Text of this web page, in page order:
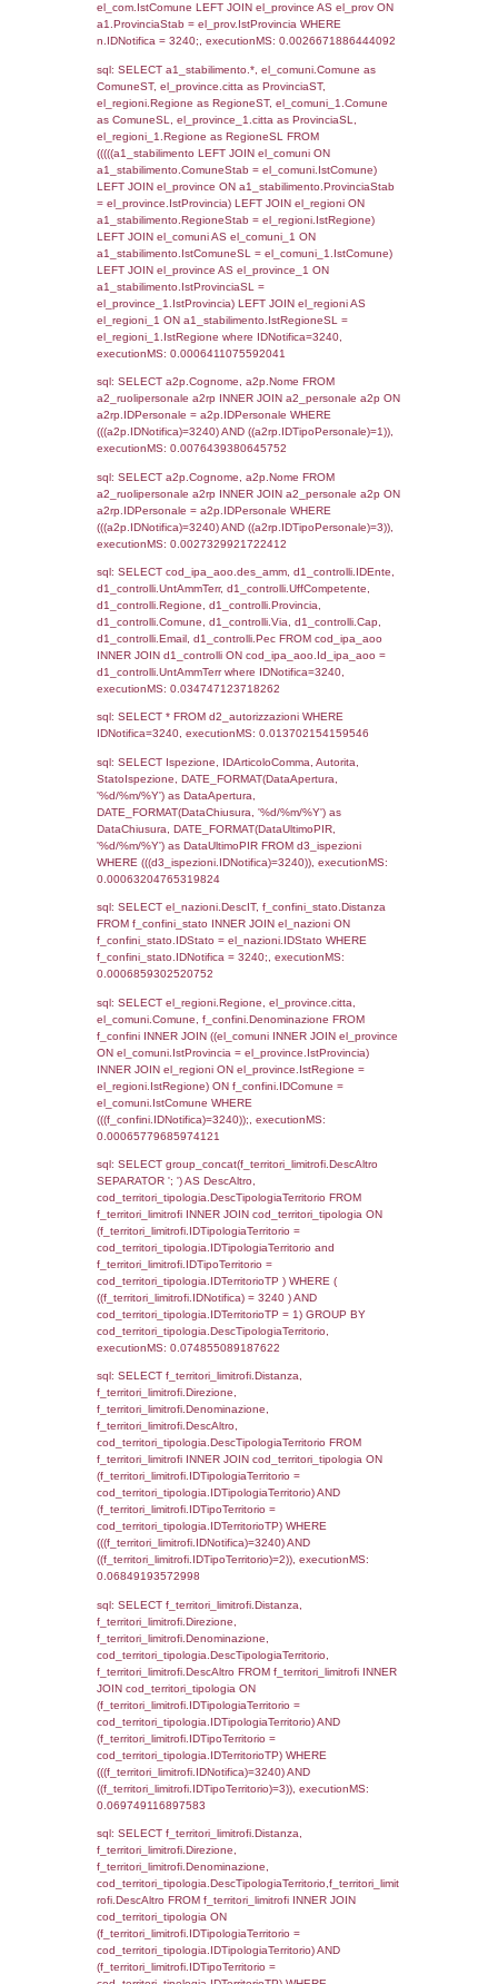
SEZIONE L (pubblico) - INFORMAZIONI
INCIDENTALI CON IMPATTO
STABILIMENTO
Indietro
Debug
sql: SELECT COUNT(*) FROM `userlevels`
`userlevelid` = -2, executionMS:
sql: SELECT `userlevelid`, `userlevelname`
`userlevels`, executionMS:
sql: SELECT COUNT(*) FROM
WHERE `userlevelid` = -2, executionMS:
0.00020718574523926
sql: SELECT `tablename`, `userlevelid`,
`userlevelpermissions` WHERE `userlevelid`
executionMS: 0.0012660026550293
sql: SELECT a1.RagioneSociale,
localita, el_prov.citta AS provincia,
DATE(n.DataInvioNotifica) as
n.FileNotificaZip, n.DataFileNotificaZip
LEFT JOIN infostabilimento i ON
a1.CodiceUnivoco = n.CodiceUnivoco LEFT
el_comuni AS el_com ON a1.ComuneStab =
el_com.IstComune LEFT JOIN el_province
a1.ProvinciaStab = el_prov.IstProvincia
n.IDNotifica = 3240;, executionMS:
sql: SELECT a1_stabilimento.*,
ComuneST, el_province.citta as
el_regioni.Regione as RegioneST,
as ComuneSL, el_province_1.citta as
el_regioni_1.Regione as RegioneSL FROM
(((((a1_stabilimento LEFT JOIN el_comuni
a1_stabilimento.ComuneStab =
LEFT JOIN el_province ON
= el_province.IstProvincia) LEFT JOIN
LEFT JOIN el_comuni AS el_comuni_1 ON
a1_stabilimento.IstComuneSL =
LEFT JOIN el_province AS el_province_1
a1_stabilimento.IstProvinciaSL =
el_province_1.IstProvincia) LEFT JOIN
el_regioni_1 ON
el_regioni_1.IstRegione where
executionMS: 0.0006411075592041
sql: SELECT a2p.Cognome, a2p.Nome
a2_ruolipersonale a2rp INNER JOIN
a2rp.IDPersonale = a2p.IDPersonale
(((a2p.IDNotifica)=3240) AND
executionMS: 0.0076439380645752
sql: SELECT a2p.Cognome, a2p.Nome
a2_ruolipersonale a2rp INNER JOIN
(((a2p.IDNotifica)=3240) AND
executionMS: 0.0027329921722412
sql: SELECT cod_ipa_aoo.des_amm,
d1_controlli.UntAmmTerr,
d1_controlli.Regione, d1_controlli.Provincia,
d1_controlli.Comune, d1_controlli.Via,
d1_controlli.Email, d1_controlli.Pec FROM
d1_controlli.UntAmmTerr where
executionMS: 0.034747123718262
sql: SELECT * FROM d2_autorizzazioni
IDNotifica=3240, executionMS: